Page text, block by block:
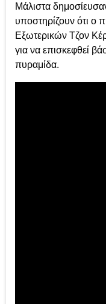
Μάλιστα
υποστηρίζουν ότι ο
Εξωτερικών Τζον
για να επισκεφθεί
πυραμίδα.